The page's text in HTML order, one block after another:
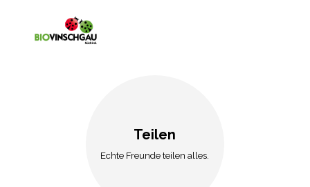
Teilen
Echte Freunde teilen alles.